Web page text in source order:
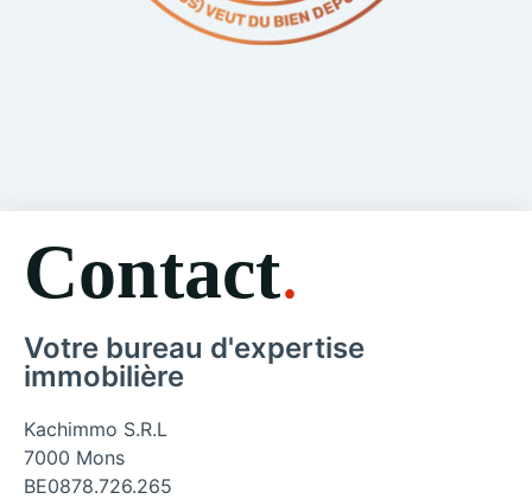
Contact.
Votre bureau d'expertise
immobilière
Kachimmo S.R.L
7000 Mons
BE0878.726.265